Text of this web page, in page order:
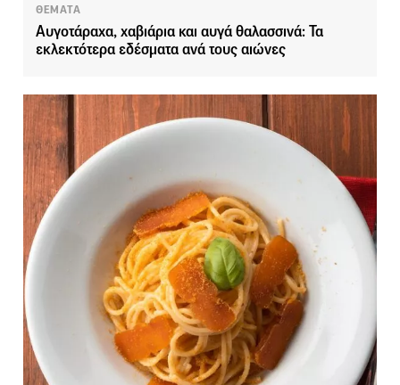
ΘΕΜΑΤΑ
Αυγοτάραχα, χαβιάρια και αυγά θαλασσινά: Τα
εκλεκτότερα εδέσματα ανά τους αιώνες